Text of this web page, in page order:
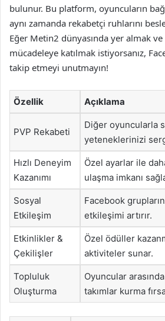
bulunur. Bu platform, oyuncuların
aynı zamanda rekabetçi ruhlarını
Eğer Metin2 dünyasında yer almak
mücadeleye katılmak istiyorsanız,
takip etmeyi unutmayın!
Özellik Açıklama
PVP Rekabeti
Diğer oyuncularla
yeteneklerinizi
Hızlı Deneyim
Kazanımı
Özel ayarlar ile
ulaşma imkanı
Sosyal
Etkileşim
Facebook
etkileşimi artırır.
Etkinlikler &
Çekilişler
Özel ödüller
aktiviteler sunar.
Topluluk
Oluşturma
Oyuncular
takımlar kurma